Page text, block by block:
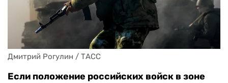
Дмитрий Рогулин / ТАСС
Если положение российских войск в зоне